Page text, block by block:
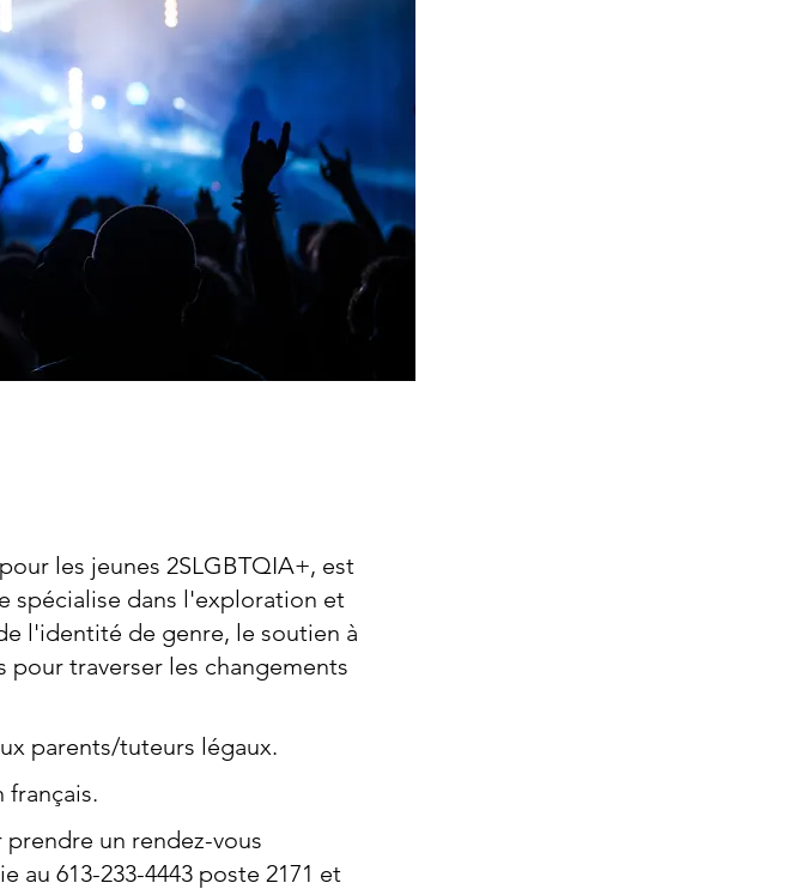
les jeunes 2SLGBTQIA+, est
spécialise dans l'exploration et
l'identité de genre, le soutien à
traverser les changements
parents/tuteurs légaux.
français.
un rendez-vous
au 613-233-4443 poste 2171 et